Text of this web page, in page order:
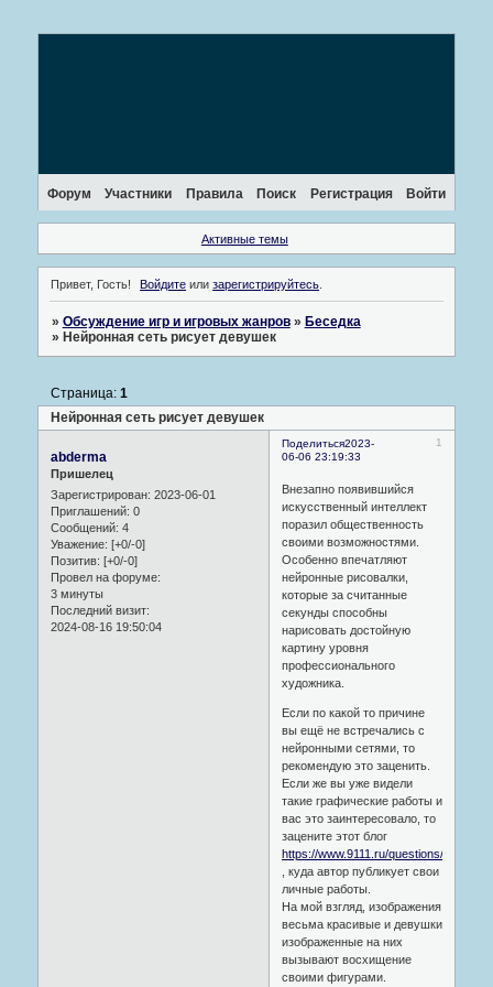
Форум Участники Правила Поиск Регистрация Войти
Активные темы
Привет, Гость! Войдите илизарегистрируйтесь
» Обсуждение игр и игровых жанров » Беседка
» Нейронная сеть рисует девушек
Нейронная сеть рисует девушек
Страница: 1
Поделиться 1
2023-
06-06 23:19:33
abderma
Пришелец
Зарегистрирован: 2023-06-01
Приглашений: 0
Сообщений: 4
Уважение: [+0/-0]
Позитив: [+0/-0]
Провел на форуме:
3 минуты
Последний визит:
2024-08-16 19:50:04
Внезапно появившийся
искусственный интеллект
поразил общественность
своими возможностями.
Особенно впечатляют
нейронные рисовалки,
которые за считанные
секунды способны
нарисовать достойную
картину уровня
профессионального
художника.
Если по какой то причине
вы ещё не встречались с
нейронными сетями, то
рекомендую это заценить.
Если же вы уже видели
такие графические работы и
вас это заинтересовало, то
зацените этот блог
https://www.9111.ru/questions/
, куда автор публикует свои
личные работы.
На мой взгляд, изображения
весьма красивые и девушки
изображенные на них
вызывают восхищение
своими фигурами.